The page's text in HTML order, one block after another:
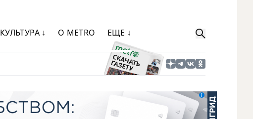
КУЛЬТУРА ↓ О METRO ЕЩЕ ↓